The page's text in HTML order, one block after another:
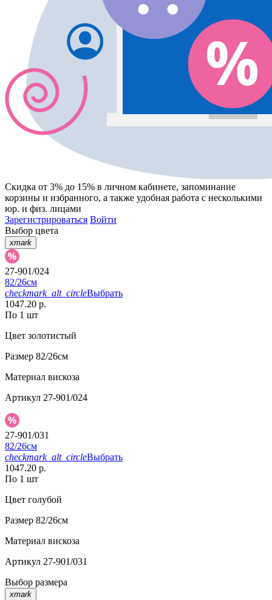
Скидка от 3% до 15% в личном кабинете, запоминание
корзины и избранного, а также удобная работа с несколькими
юр. и физ. лицами
Зарегистрироваться Войти
Выбор цвета
xmark
27-901/024
82/26см
checkmark_alt_circleВыбрать
1047.20 р.
По 1 шт
Цвет золотистый
Размер 82/26см
Материал вискоза
Артикул 27-901/024
27-901/031
82/26см
checkmark_alt_circleВыбрать
1047.20 р.
По 1 шт
Цвет голубой
Размер 82/26см
Материал вискоза
Артикул 27-901/031
Выбор размера
xmark